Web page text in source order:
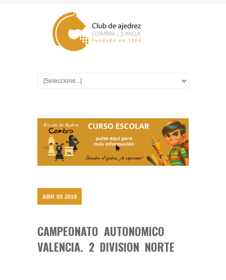
ABR 03 2019
CAMPEONATO AUTONOMICO
VALENCIA. 2 DIVISION NORTE